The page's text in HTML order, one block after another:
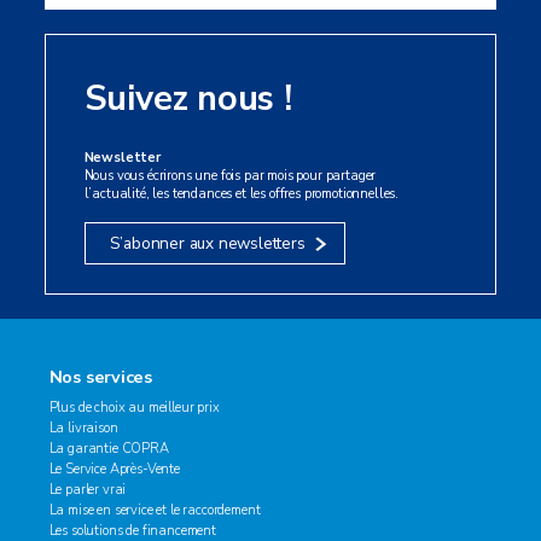
Suivez nous !
Newsletter
Nous vous écrirons une fois par mois pour partager
l’actualité, les tendances et les offres promotionnelles.
S’abonner aux newsletters
Nos services
Plus de choix au meilleur prix
La livraison
La garantie COPRA
Le Service Après-Vente
Le parler vrai
La mise en service et le raccordement
Les solutions de financement